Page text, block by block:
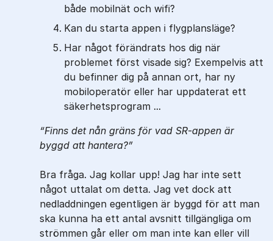
både mobilnät och wifi?
Kan du starta appen i flygplansläge?
Har något förändrats hos dig när
problemet först visade sig? Exempelvis att
du befinner dig på annan ort, har ny
mobiloperatör eller har uppdaterat ett
säkerhetsprogram ...
Finns det nån gräns för vad SR-appen är
byggd att hantera?
Bra fråga. Jag kollar upp! Jag har inte sett
något uttalat om detta. Jag vet dock att
nedladdningen egentligen är byggd för att man
ska kunna ha ett antal avsnitt tillgängliga om
strömmen går eller om man inte kan eller vill